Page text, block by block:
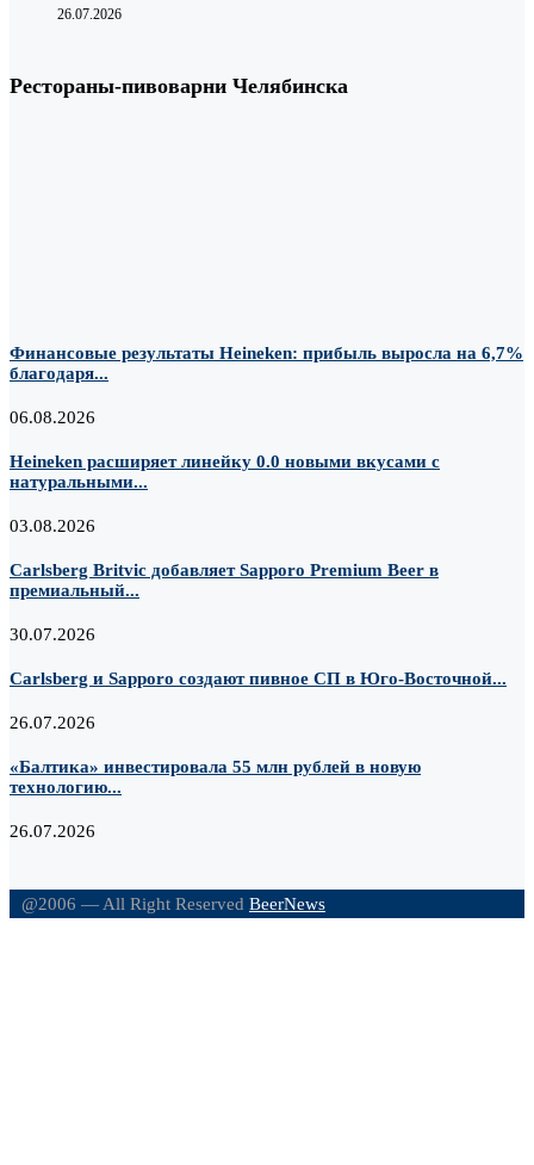
26.07.2026
Рестораны-пивоварни Челябинска
Финансовые результаты Heineken: прибыль выросла на 6,7%
благодаря...
06.08.2026
Heineken расширяет линейку 0.0 новыми вкусами с
натуральными...
03.08.2026
Carlsberg Britvic добавляет Sapporo Premium Beer в
премиальный...
30.07.2026
Carlsberg и Sapporo создают пивное СП в Юго-Восточной...
26.07.2026
«Балтика» инвестировала 55 млн рублей в новую
технологию...
26.07.2026
@2006 — All Right Reserved BeerNews